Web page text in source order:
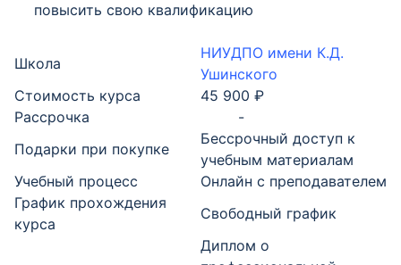
повысить свою квалификацию
Школа
НИУДПО имени К.Д.
Ушинского
Стоимость курса
45 900 ₽
Рассрочка
-
Подарки при покупке
Бессрочный доступ к
учебным материалам
Учебный процесс
Онлайн с преподавателем
График прохождения
курса
Свободный график
Диплом о